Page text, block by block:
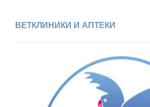
ВЕТКЛИНИКИ И АПТЕКИ